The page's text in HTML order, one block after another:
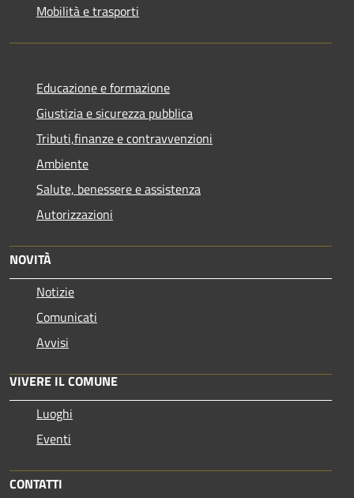
Mobilità e trasporti
Educazione e formazione
Giustizia e sicurezza pubblica
Tributi,finanze e contravvenzioni
Ambiente
Salute, benessere e assistenza
Autorizzazioni
NOVITÀ
Notizie
Comunicati
Avvisi
VIVERE IL COMUNE
Luoghi
Eventi
CONTATTI